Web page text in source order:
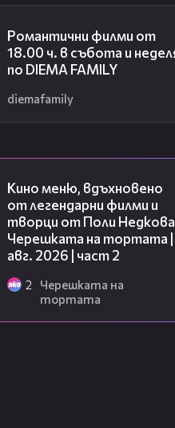
Романтични филми от
18.00 ч. в събота и
по DIEMA FAMILY
diemafamily
Кино меню, вдъхновено
от легендарни филми и
творци от Поли Недкова |
Черешката на тортата |
авг. 2026 | част 2
2
Черешката на
тортата